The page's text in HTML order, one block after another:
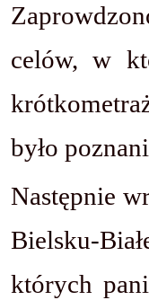
celów, w
było
Następnie
Bielsku-
których